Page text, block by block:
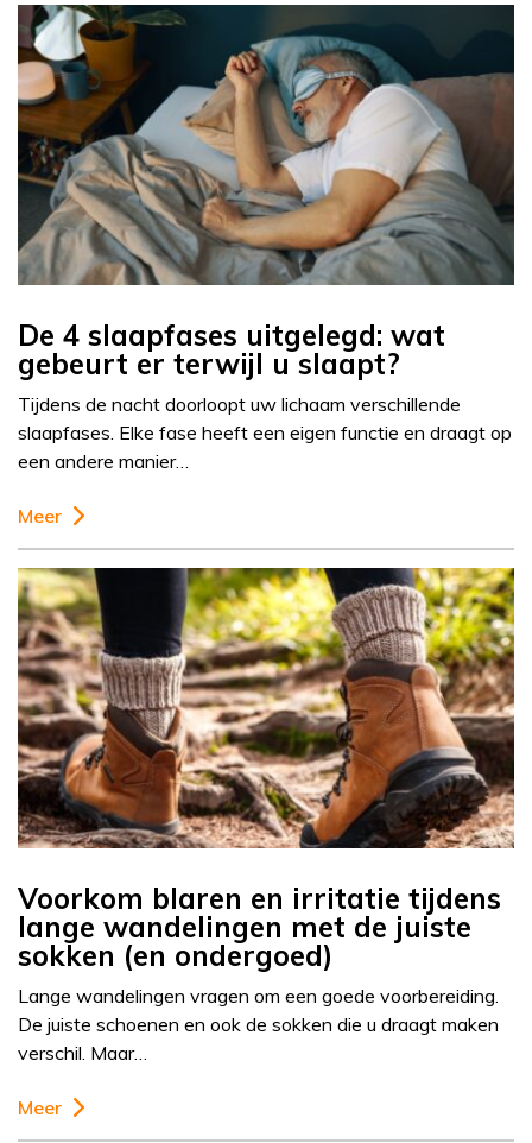
De 4 slaapfases uitgelegd: wat
gebeurt er terwijl u slaapt?
Tijdens de nacht doorloopt uw lichaam verschillende
slaapfases. Elke fase heeft een eigen functie en draagt op
een andere manier…
Meer
Voorkom blaren en irritatie tijdens
lange wandelingen met de juiste
sokken (en ondergoed)
Lange wandelingen vragen om een goede voorbereiding.
De juiste schoenen en ook de sokken die u draagt maken
verschil. Maar…
Meer